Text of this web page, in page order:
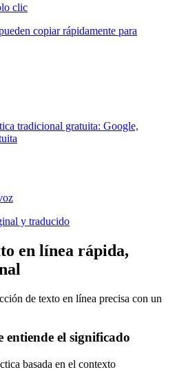
clic
copiar rápidamente para
tradicional gratuita: Google,
y traducido
en línea rápida,
de texto en línea precisa con un
el significado
basada en el contexto